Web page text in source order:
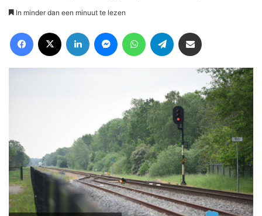
In minder dan een minuut te lezen